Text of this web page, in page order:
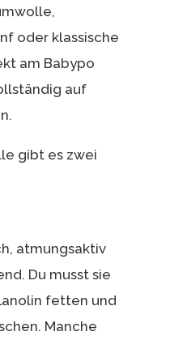
oder klassische
am Babypo
auf
gibt es zwei
atmungsaktiv
Du musst sie
fetten und
Manche